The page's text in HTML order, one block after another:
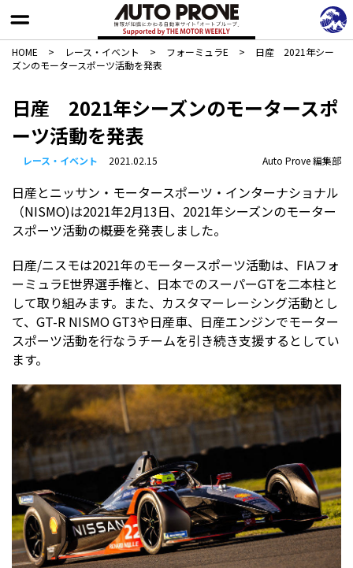
HOME > レース・イベント > フォーミュラE >
日産 2021年シー
ズンのモータースポーツ活動を発表
日産 2021年シーズンのモータースポ
ーツ活動を発表
レース・イベント 2021.02.15 Auto Prove 編集部
日産とニッサン・モータースポーツ・インターナショナル
（NISMO)は2021年2月13日、2021年シーズンのモーター
スポーツ活動の概要を発表しました。
日産/ニスモは2021年のモータースポーツ活動は、FIAフォ
ーミュラE世界選手権と、日本でのスーパーGTを二本柱と
して取り組みます。また、カスタマーレーシング活動とし
て、GT-R NISMO GT3や日産車、日産エンジンでモーター
スポーツ活動を行なうチームを引き続き支援するとしてい
ます。